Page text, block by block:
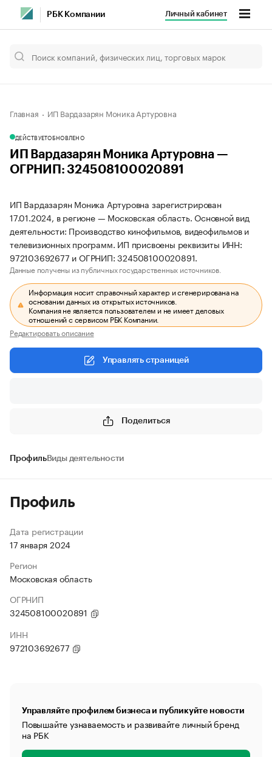
РБК Компании Личный кабинет
Главная ИП Вардазарян Моника Артуровна
ДЕЙСТВУЕТОБНОВЛЕНО
ИП Вардазарян Моника Артуровна —
ОГРНИП: 324508100020891
ИП Вардазарян Моника Артуровна зарегистрирован
17.01.2024, в регионе — Московская область. Основной вид
деятельности: Производство кинофильмов, видеофильмов и
телевизионных программ. ИП присвоены реквизиты ИНН:
972103692677 и ОГРНИП: 324508100020891.
Данные получены из публичных государственных источников.
Информация носит справочный характер и сгенерирована на
основании данных из открытых источников.
Компания не является пользователем и не имеет деловых
отношений с сервисом РБК Компании.
Редактировать описание
Управлять страницей
Поделиться
ПрофильВиды деятельности
Профиль
Дата регистрации
17 января 2024
Регион
Московская область
ОГРНИП
324508100020891
ИНН
972103692677
Управляйте профилем бизнеса и публикуйте новости
Повышайте узнаваемость и развивайте личный бренд
на РБК